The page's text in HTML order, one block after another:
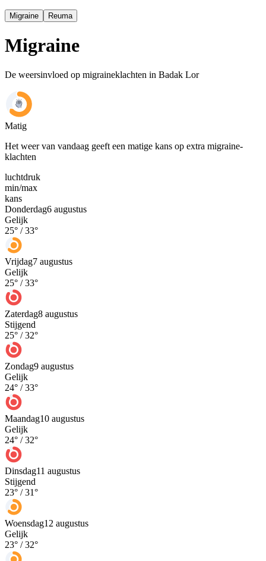
Migraine Reuma
Migraine
De weersinvloed op migraineklachten in Badak Lor
Matig
Het weer van vandaag geeft een matige kans op extra migraine-
klachten
luchtdruk
min/max
kans
Donderdag6 augustus
Gelijk
25° /33°
Vrijdag7 augustus
Gelijk
25° /33°
Zaterdag8 augustus
Stijgend
25° /32°
Zondag9 augustus
Gelijk
24° /33°
Maandag10 augustus
Gelijk
24° /32°
Dinsdag11 augustus
Stijgend
23° /31°
Woensdag12 augustus
Gelijk
23° /32°